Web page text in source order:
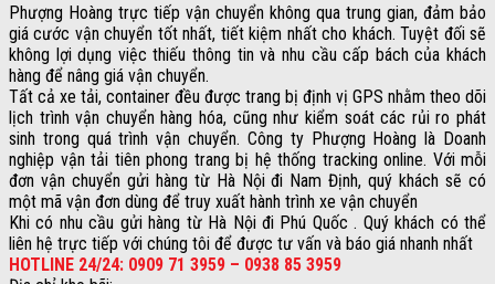
Phượng Hoàng trực tiếp vận chuyển không qua trung gian, đảm bảo
giá cước vận chuyển tốt nhất, tiết kiệm nhất cho khách. Tuyệt đối sẽ
không lợi dụng việc thiếu thông tin và nhu cầu cấp bách của khách
hàng để nâng giá vận chuyển.
Tất cả xe tải, container đều được trang bị định vị GPS nhằm theo dõi
lịch trình vận chuyển hàng hóa, cũng như kiểm soát các rủi ro phát
sinh trong quá trình vận chuyển. Công ty Phượng Hoàng là Doanh
nghiệp vận tải tiên phong trang bị hệ thống tracking online. Với mỗi
đơn vận chuyển gửi hàng từ Hà Nội đi Nam Định, quý khách sẽ có
một mã vận đơn dùng để truy xuất hành trình xe vận chuyển
Khi có nhu cầu gửi hàng từ Hà Nội đi Phú Quốc . Quý khách có thể
liên hệ trực tiếp với chúng tôi để được tư vấn và báo giá nhanh nhất
HOTLINE 24/24: 0909 71 3959 – 0938 85 3959